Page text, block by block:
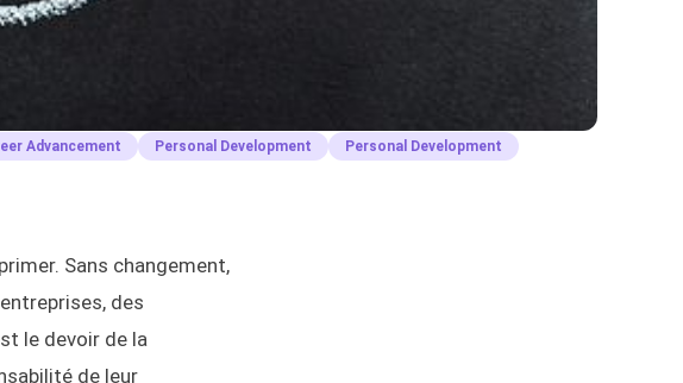
Advancement Personal Development
Personal Development
Sans changement,
des
le devoir de la
de leur